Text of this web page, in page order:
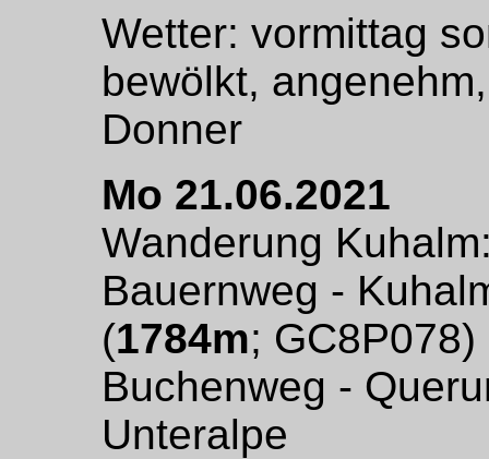
Wetter: vormittag
bewölkt,
Donner
Mo 21.06.2021
Wanderung
Bauernweg -
(1784m;
Buchenweg -
Unteralpe